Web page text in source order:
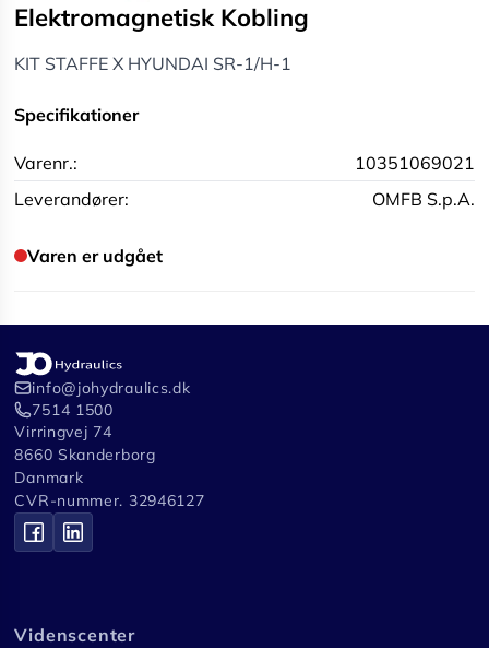
Elektromagnetisk Kobling
KIT STAFFE X HYUNDAI SR-1/H-1
Specifikationer
Varenr.:
10351069021
Leverandører:
OMFB S.p.A.
Varen er udgået
info@johydraulics.dk
7514 1500
Virringvej 74
8660 Skanderborg
Danmark
CVR-nummer. 32946127
Videnscenter